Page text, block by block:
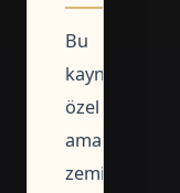
Bu
kaynağın
özel
amacı,
zemin